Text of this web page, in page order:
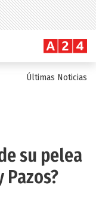
Últimas Noticias
su pelea